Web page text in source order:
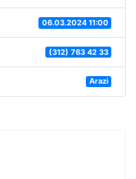
06.03.2024 11:00
(312) 763 42 33
Arazi